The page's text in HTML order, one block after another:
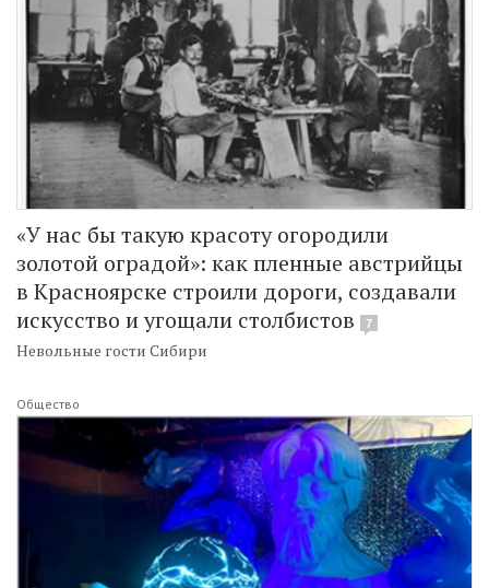
«У нас бы такую красоту огородили
золотой оградой»: как пленные австрийцы
в Красноярске строили дороги, создавали
искусство и угощали столбистов
7
Невольные гости Сибири
Общество